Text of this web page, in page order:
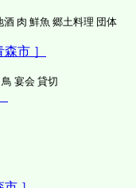
肉 鮮魚 郷土料理 団体
市 ］
宴会 貸切